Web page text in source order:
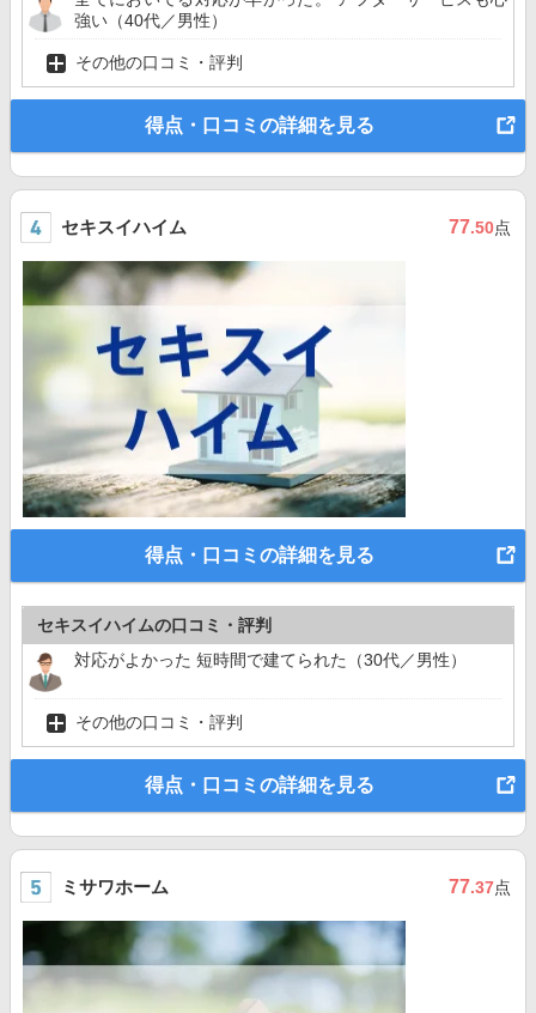
強い（40代／男性）
その他の口コミ・評判
得点・口コミの詳細を見る
セキスイハイム 77.50点
得点・口コミの詳細を見る
セキスイハイムの口コミ・評判
対応がよかった 短時間で建てられた（30代／男性）
その他の口コミ・評判
得点・口コミの詳細を見る
ミサワホーム 77.37点